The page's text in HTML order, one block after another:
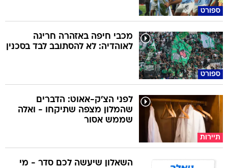
ספורט
ספורט
מכבי חיפה באזהרה חריגה
לאוהדיה: לא להסתובב לבד בסכנין
תיירות
לפני הצ'ק-אאוט: הדברים
שהמלון מצפה שתיקחו - ואלה
שממש אסור
השאלון שיעשה לכם סדר - מי